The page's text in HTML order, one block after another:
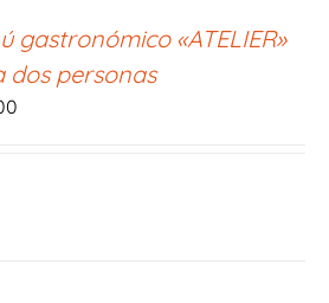
gastronómico «ATELIER»
dos personas